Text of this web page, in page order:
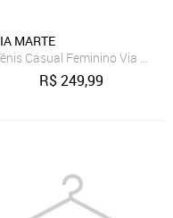
Preto
MARTE
Casual Feminino Via
R$249,99